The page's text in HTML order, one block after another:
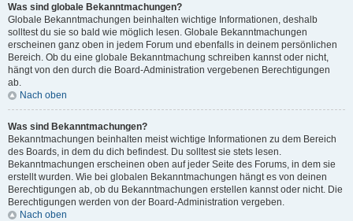
Was sind globale Bekanntmachungen?
Globale Bekanntmachungen beinhalten wichtige Informationen, deshalb
solltest du sie so bald wie möglich lesen. Globale Bekanntmachungen
erscheinen ganz oben in jedem Forum und ebenfalls in deinem persönlichen
Bereich. Ob du eine globale Bekanntmachung schreiben kannst oder nicht,
hängt von den durch die Board-Administration vergebenen Berechtigungen
ab.
Nach oben
Was sind Bekanntmachungen?
Bekanntmachungen beinhalten meist wichtige Informationen zu dem Bereich
des Boards, in dem du dich befindest. Du solltest sie stets lesen.
Bekanntmachungen erscheinen oben auf jeder Seite des Forums, in dem sie
erstellt wurden. Wie bei globalen Bekanntmachungen hängt es von deinen
Berechtigungen ab, ob du Bekanntmachungen erstellen kannst oder nicht. Die
Berechtigungen werden von der Board-Administration vergeben.
Nach oben